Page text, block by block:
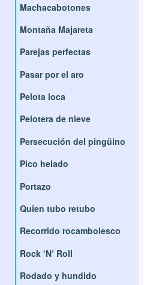
Machacabotones
Montaña Majareta
Parejas perfectas
Pasar por el aro
Pelota loca
Pelotera de nieve
Persecución del pingüino
Pico helado
Portazo
Quien tubo retubo
Recorrido rocambolesco
Rock ‘N’ Roll
Rodado y hundido